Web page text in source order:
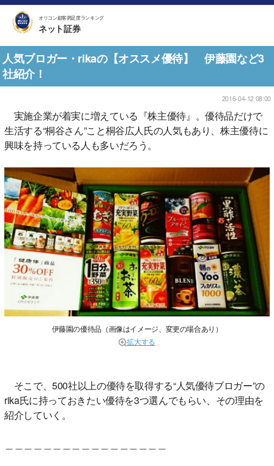
オリコン顧客満足度ランキング
ネット証券
人気ブロガー・rikaの【オススメ優待】 伊藤園など3
社紹介！
2016-04-12 08:00
実施企業が着実に増えている『株主優待』。優待品だけで
生活する“桐谷さん”こと桐谷広人氏の人気もあり、株主優待に
興味を持っている人も多いだろう。
伊藤園の優待品（画像はイメージ、変更の場合あり）
拡大する
そこで、500社以上の優待を取得する“人気優待ブロガー”の
rika氏に持っておきたい優待を3つ選んでもらい、その理由を
紹介していく。